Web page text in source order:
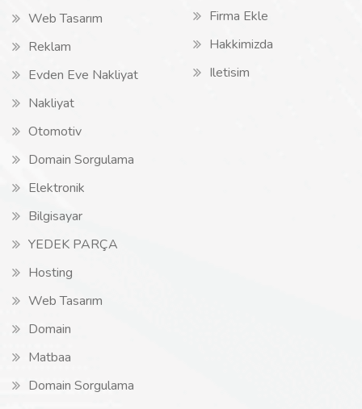
Web Tasarım
Reklam
Evden Eve Nakliyat
Nakliyat
Otomotiv
Domain Sorgulama
Elektronik
Bilgisayar
YEDEK PARÇA
Hosting
Web Tasarım
Domain
Matbaa
Domain Sorgulama
Firma Ekle
Hakkimizda
Iletisim